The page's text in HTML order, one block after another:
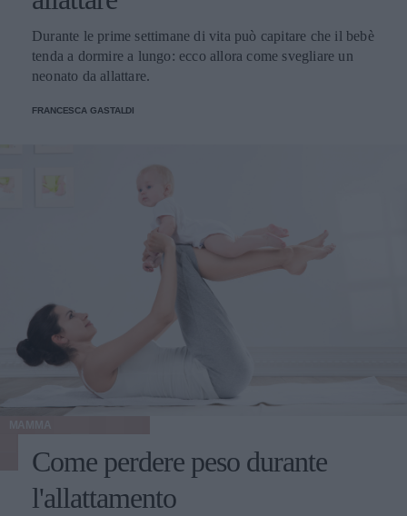
Durante le prime settimane di vita può capitare che il bebè
tenda a dormire a lungo: ecco allora come svegliare un
neonato da allattare.
FRANCESCA GASTALDI
Come perdere peso durante
l'allattamento